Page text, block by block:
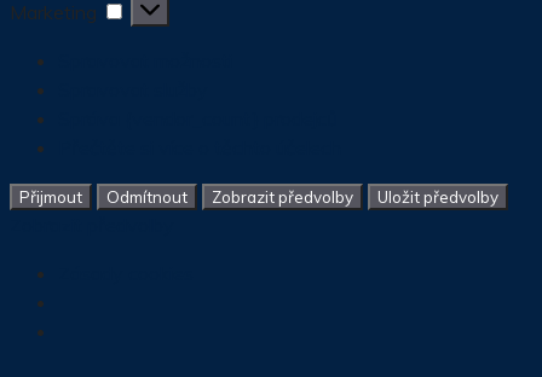
Marketing
Marketing
Přijmout Odmítnout Zobrazit předvolby Uložit předvolby